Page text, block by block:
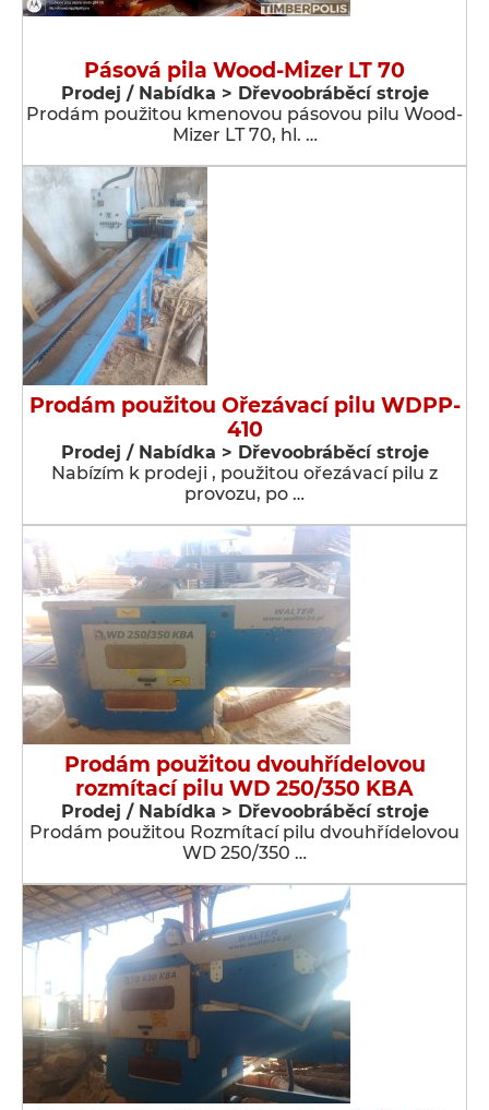
Pásová pila Wood-Mizer LT 70
Prodej / Nabídka > Dřevoobráběcí stroje
Prodám použitou kmenovou pásovou pilu Wood-
Mizer LT 70, hl. …
Prodám použitou Ořezávací pilu WDPP-
410
Prodej / Nabídka > Dřevoobráběcí stroje
Nabízím k prodeji , použitou ořezávací pilu z
provozu, po …
Prodám použitou dvouhřídelovou
rozmítací pilu WD 250/350 KBA
Prodej / Nabídka > Dřevoobráběcí stroje
Prodám použitou Rozmítací pilu dvouhřídelovou
WD 250/350 …